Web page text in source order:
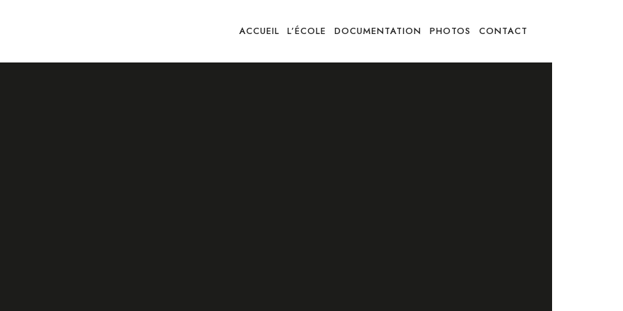
ACCUEIL L’ÉCOLE DOCUMENTATION PHOTOS CONTACT